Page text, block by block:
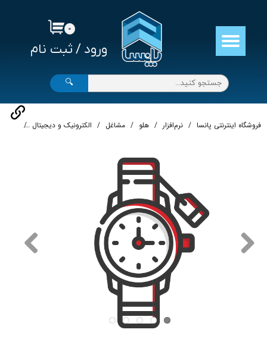
ورود / ثبت نام
حساب کاربری من
تغییر گذر واژه
سفارشات
خروج از حساب کاربری
۰
🔍
فروشگاه اینترنتی پانسا نرم‌افزار هلو مشاغل الکترونیک و دیجیتال